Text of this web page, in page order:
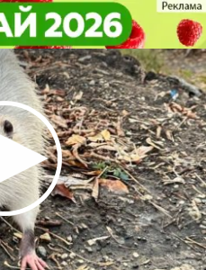
обитавшей в
нашли дом
обитавшей в
нашли дом
курсы
Пензе